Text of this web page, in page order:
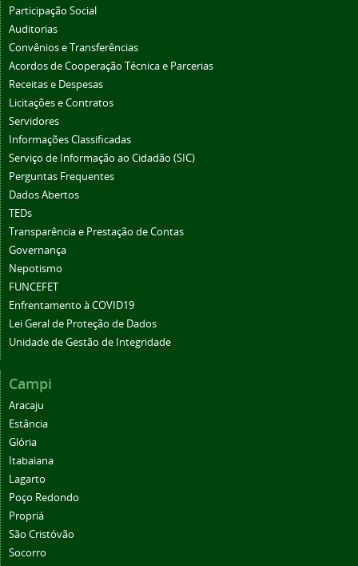
Participação Social
Auditorias
Convênios e Transferências
Acordos de Cooperação Técnica e Parcerias
Receitas e Despesas
Licitações e Contratos
Servidores
Informações Classificadas
Serviço de Informação ao Cidadão (SIC)
Perguntas Frequentes
Dados Abertos
TEDs
Transparência e Prestação de Contas
Governança
Nepotismo
FUNCEFET
Enfrentamento à COVID19
Lei Geral de Proteção de Dados
Unidade de Gestão de Integridade
Campi
Aracaju
Estância
Glória
Itabaiana
Lagarto
Poço Redondo
Propriá
São Cristóvão
Socorro